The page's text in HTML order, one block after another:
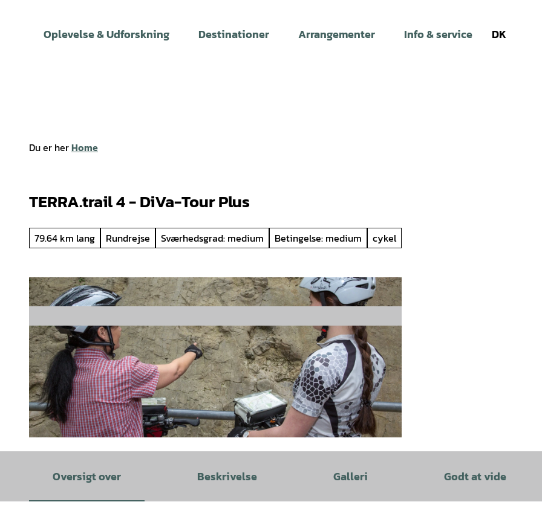
Oplevelse & Udforskning Destinationer Arrangementer Info & service DK
Du er herHome
TERRA.trail 4 - DiVa-Tour Plus
79.64 km lang Rundrejse Sværhedsgrad: medium Betingelse: medium cykel
Oversigt over Beskrivelse Galleri Godt at vide